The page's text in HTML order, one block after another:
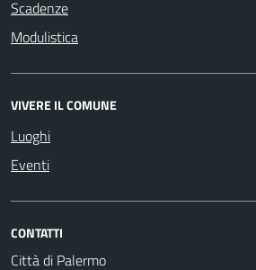
Scadenze
Modulistica
VIVERE IL COMUNE
Luoghi
Eventi
CONTATTI
Città di Palermo